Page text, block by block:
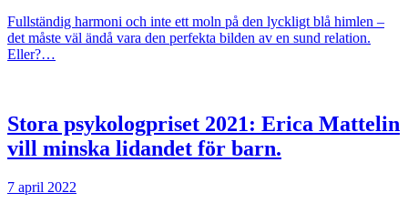
Fullständig harmoni och inte ett moln på den lyckligt blå himlen –
det måste väl ändå vara den perfekta bilden av en sund relation.
Eller?…
Stora psykologpriset 2021: Erica Mattelin
vill minska lidandet för barn.
7 april 2022